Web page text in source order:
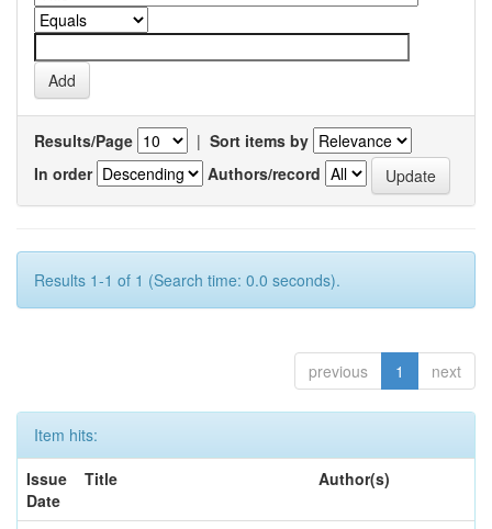
Results/Page | Sort items by
In order
Authors/record
Results 1-1 of 1 (Search time: 0.0 seconds).
previous 1 next
Item hits:
Issue
Date
Title Author(s)